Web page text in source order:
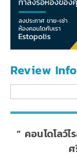
Review Info
คอนโดโลว์